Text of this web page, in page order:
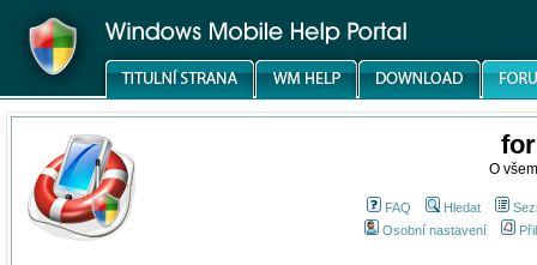
O
FAQ Hledat
Osobní nastavení